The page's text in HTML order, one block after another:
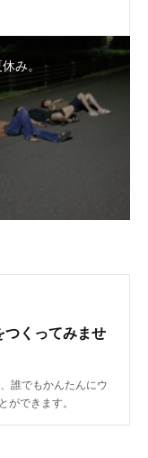
み。
つくってみませ
誰でもかんたんにウ
ができます。